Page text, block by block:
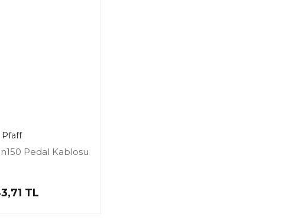
Pfaff
Pedal Kablosu
TL